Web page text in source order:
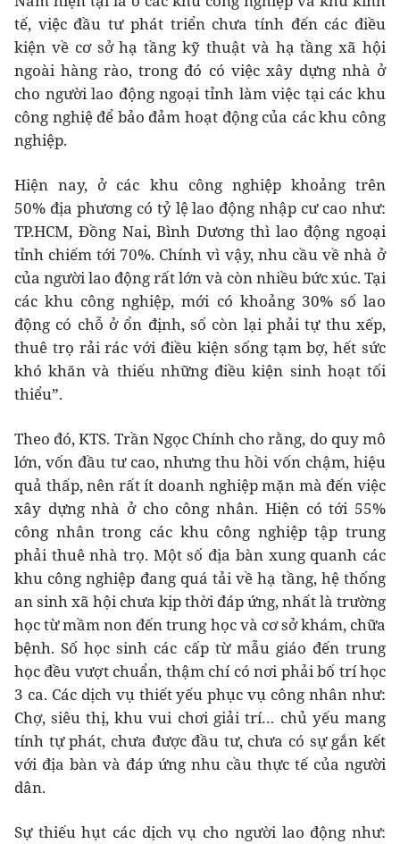
tế, việc đầu tư phát triển chưa tính đến các điều
kiện về cơ sở hạ tầng kỹ thuật và hạ tầng xã hội
ngoài hàng rào, trong đó có việc xây dựng nhà ở
cho người lao động ngoại tỉnh làm việc tại các khu
công nghiệ để bảo đảm hoạt động của các khu công
nghiệp.
Hiện nay, ở các khu công nghiệp khoảng trên
50% địa phương có tỷ lệ lao động nhập cư cao như:
TP.HCM, Đồng Nai, Bình Dương thì lao động ngoại
tỉnh chiếm tới 70%. Chính vì vậy, nhu cầu về nhà ở
của người lao động rất lớn và còn nhiều bức xúc. Tại
các khu công nghiệp, mới có khoảng 30% số lao
động có chỗ ở ổn định, số còn lại phải tự thu xếp,
thuê trọ rải rác với điều kiện sống tạm bợ, hết sức
khó khăn và thiếu những điều kiện sinh hoạt tối
thiểu”.
Theo đó, KTS. Trần Ngọc Chính cho rằng, do quy mô
lớn, vốn đầu tư cao, nhưng thu hồi vốn chậm, hiệu
quả thấp, nên rất ít doanh nghiệp mặn mà đến việc
xây dựng nhà ở cho công nhân. Hiện có tới 55%
công nhân trong các khu công nghiệp tập trung
phải thuê nhà trọ. Một số địa bàn xung quanh các
khu công nghiệp đang quá tải về hạ tầng, hệ thống
an sinh xã hội chưa kịp thời đáp ứng, nhất là trường
học từ mầm non đến trung học và cơ sở khám, chữa
bệnh. Số học sinh các cấp từ mẫu giáo đến trung
học đều vượt chuẩn, thậm chí có nơi phải bố trí học
3 ca. Các dịch vụ thiết yếu phục vụ công nhân như:
Chợ, siêu thị, khu vui chơi giải trí… chủ yếu mang
tính tự phát, chưa được đầu tư, chưa có sự gắn kết
với địa bàn và đáp ứng nhu cầu thực tế của người
dân.
Sự thiếu hụt các dịch vụ cho người lao động như: